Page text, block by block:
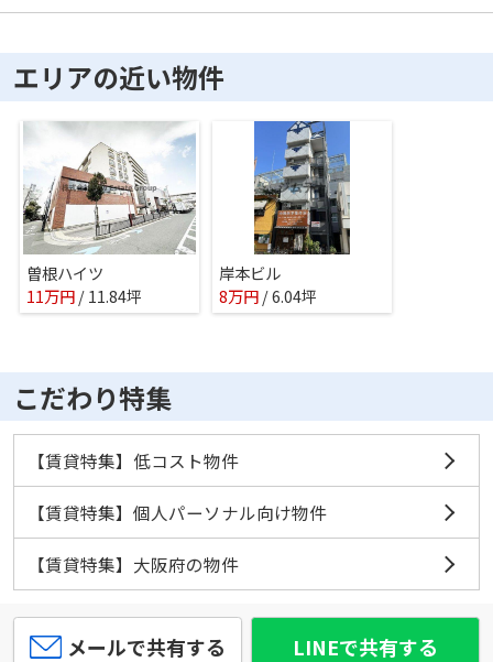
エリアの近い物件
曽根ハイツ
11万円/ 11.84坪
岸本ビル
8万円/ 6.04坪
こだわり特集
【賃貸特集】低コスト物件
【賃貸特集】個人パーソナル向け物件
【賃貸特集】大阪府の物件
メールで共有する LINEで共有する